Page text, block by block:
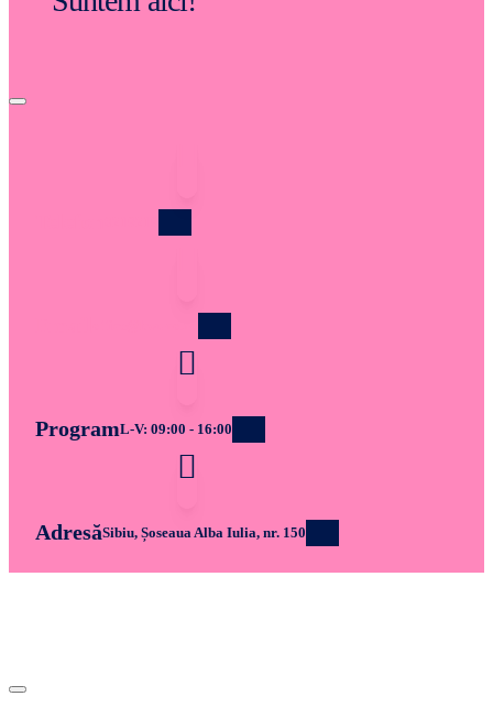
ProgramL-V: 09:00 - 16:00
AdresăSibiu, Șoseaua Alba Iulia, nr. 150